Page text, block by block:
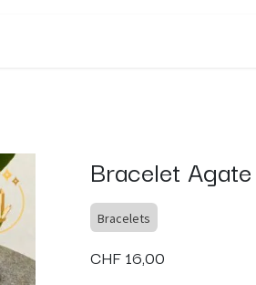
Bracelet
Bracelets
CHF16,00